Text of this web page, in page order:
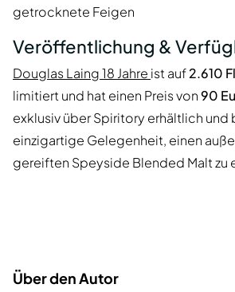
getrocknete Feigen
Veröffentlichung &
Douglas Laing 18 Jahre ist auf2.610
limitiert und hat einen Preis von90
exklusiv über Spiritory erhältlich und
einzigartige Gelegenheit, einen
gereiften Speyside Blended Malt zu
Über den Autor